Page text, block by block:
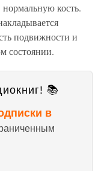
нормальную кость.
подвижности и
состоянии.
📚
в